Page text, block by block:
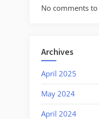
No comments
Archives
April 2025
May 2024
April 2024